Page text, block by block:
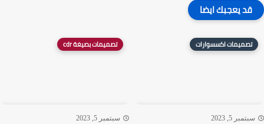
قد يعجبك ايضا
تصميمات اكسسوارات
5, 2023
تصميمات بصيغة cdr
سبتمبر 5, 2023